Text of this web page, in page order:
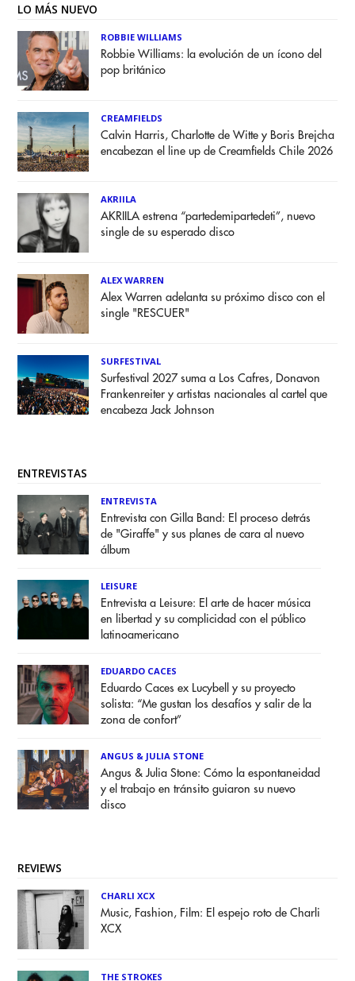
LO MÁS NUEVO
ROBBIE WILLIAMS
Robbie Williams: la evolución de un ícono del
pop británico
CREAMFIELDS
Calvin Harris, Charlotte de Witte y Boris Brejcha
encabezan el line up de Creamfields Chile 2026
AKRIILA
AKRIILA estrena “partedemipartedeti”, nuevo
single de su esperado disco
ALEX WARREN
Alex Warren adelanta su próximo disco con el
single "RESCUER"
SURFESTIVAL
Surfestival 2027 suma a Los Cafres, Donavon
Frankenreiter y artistas nacionales al cartel que
encabeza Jack Johnson
ENTREVISTAS
ENTREVISTA
Entrevista con Gilla Band: El proceso detrás
de "Giraffe" y sus planes de cara al nuevo
álbum
LEISURE
Entrevista a Leisure: El arte de hacer música
en libertad y su complicidad con el público
latinoamericano
EDUARDO CACES
Eduardo Caces ex Lucybell y su proyecto
solista: “Me gustan los desafíos y salir de la
zona de confort”
ANGUS & JULIA STONE
Angus & Julia Stone: Cómo la espontaneidad
y el trabajo en tránsito guiaron su nuevo
disco
REVIEWS
CHARLI XCX
Music, Fashion, Film: El espejo roto de Charli
XCX
THE STROKES